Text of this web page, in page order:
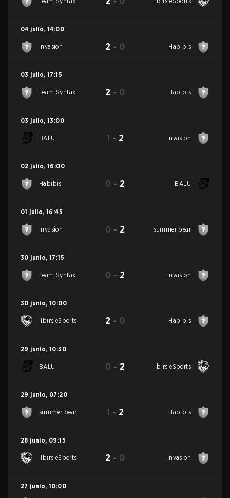
04 julio, 14:00
Invasion 2 - 0 Habibis
03 julio, 17:15
Team Syntax 2 - 0 Habibis
03 julio, 13:00
BALU 1 - 2 Invasion
02 julio, 16:00
Habibis 0 - 2 BALU
01 julio, 16:45
Invasion 0 - 2 summer bear
30 junio, 17:15
Team Syntax 0 - 2 Invasion
30 junio, 10:00
Ilbirs eSports 2 - 0 Habibis
29 junio, 10:30
BALU 0 - 2 Ilbirs eSports
29 junio, 07:20
summer bear 1 - 2 Habibis
28 junio, 09:15
Ilbirs eSports 2 - 0 Invasion
27 junio, 10:00